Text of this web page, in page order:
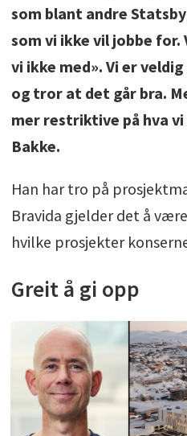
som blant andre
som vi ikke vil jobbe for.
vi ikke med». Vi er
og tror at det går bra.
mer restriktive på hva
Bakke.
Han har tro på
Bravida gjelder det å
hvilke prosjekter
Greit å gi opp